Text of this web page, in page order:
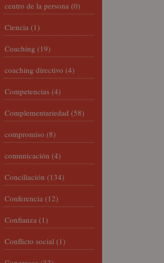
centro de la persona (0)
Ciencia (1)
Coaching (19)
coaching directivo (4)
Competencias (4)
Complementariedad (58)
compromiso (8)
comunicación (4)
Conciliación (134)
Conferencia (12)
Confianza (1)
Conflicto social (1)